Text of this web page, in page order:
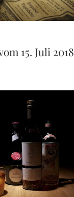
15. Juli 2018